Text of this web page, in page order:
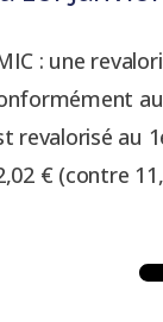
: une
revalorisé au
€ (contre